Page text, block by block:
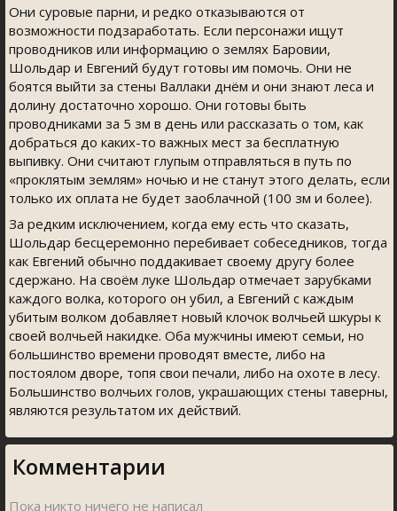
Они суровые парни, и редко отказываются от
возможности подзаработать. Если персонажи ищут
проводников или информацию о землях Баровии,
Шольдар и Евгений будут готовы им помочь. Они не
боятся выйти за стены Валлаки днём и они знают леса и
долину достаточно хорошо. Они готовы быть
проводниками за 5 зм в день или рассказать о том, как
добраться до каких-то важных мест за бесплатную
выпивку. Они считают глупым отправляться в путь по
«проклятым землям» ночью и не станут этого делать, если
только их оплата не будет заоблачной (100 зм и более).
За редким исключением, когда ему есть что сказать,
Шольдар бесцеремонно перебивает собеседников, тогда
как Евгений обычно поддакивает своему другу более
сдержано. На своём луке Шольдар отмечает зарубками
каждого волка, которого он убил, а Евгений с каждым
убитым волком добавляет новый клочок волчьей шкуры к
своей волчьей накидке. Оба мужчины имеют семьи, но
большинство времени проводят вместе, либо на
постоялом дворе, топя свои печали, либо на охоте в лесу.
Большинство волчьих голов, украшающих стены таверны,
являются результатом их действий.
Комментарии